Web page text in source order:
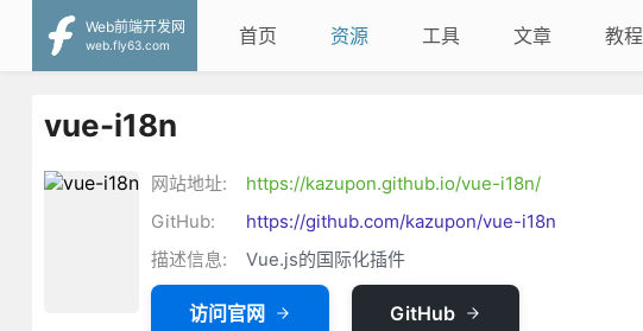
Web前端开发网
web.fly63.com
首页 资源 工具 文章 教程
vue-i18n
网站地址:
https://kazupon.github.io/vue-i18n/
GitHub:
https://github.com/kazupon/vue-i18n
描述信息:
Vue.js的国际化插件
访问官网 GitHub